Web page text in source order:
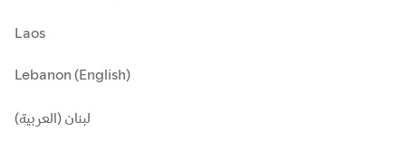
Laos
Lebanon (English)
لبنان (العربية)